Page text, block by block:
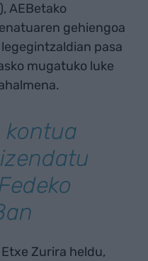
), AEBetako
gehiengoa
pasa
mugatuko luke
kontua
Zurira heldu,